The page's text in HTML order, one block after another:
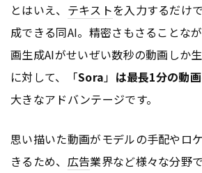
とはいえ、 テキストを入力するだけ
成できる同AI。精密さもさることな
画生成AIがせいぜい数秒の動画しか
に対して、「Sora」 は最長1分の動
大きなアドバンテージです。
思い描いた動画がモデルの手配やロ
きるため、 広告業界など様々な分野